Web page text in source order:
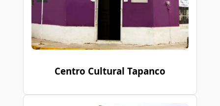
Centro Cultural Tapanco